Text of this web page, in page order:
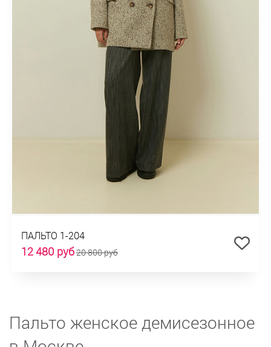
ПАЛЬТО 1-204
12 480 руб20 800 руб
Пальто женское демисезонное